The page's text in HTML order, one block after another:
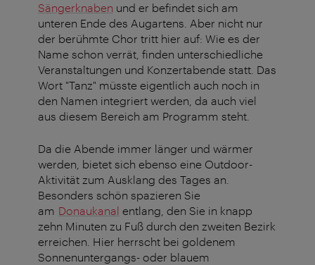
Sängerknaben und er befindet sich am
unteren Ende des Augartens. Aber nicht nur
der berühmte Chor tritt hier auf: Wie es der
Name schon verrät, finden unterschiedliche
Veranstaltungen und Konzertabende statt. Das
Wort "Tanz" müsste eigentlich auch noch in
den Namen integriert werden, da auch viel
aus diesem Bereich am Programm steht.
Da die Abende immer länger und wärmer
werden, bietet sich ebenso eine Outdoor-
Aktivität zum Ausklang des Tages an.
Besonders schön spazieren Sie
am Donaukanal entlang, den Sie in knapp
zehn Minuten zu Fuß durch den zweiten Bezirk
erreichen. Hier herrscht bei goldenem
Sonnenuntergangs- oder blauem